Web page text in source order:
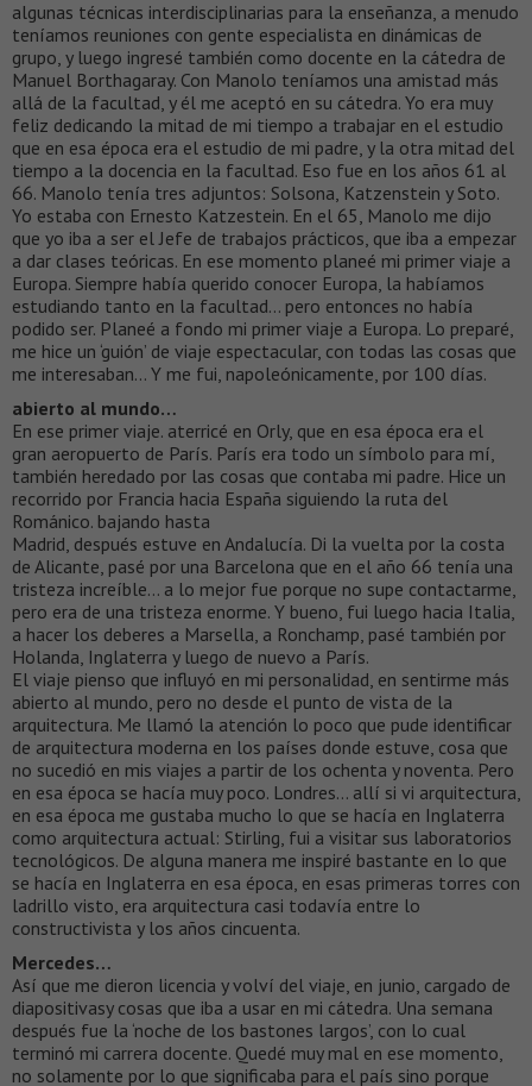
algunas técnicas interdisciplinarias para la enseñanza, a menudo
teníamos reuniones con gente especialista en dinámicas de
grupo, y luego ingresé también como docente en la cátedra de
Manuel Borthagaray. Con Manolo teníamos una amistad más
allá de la facultad, y él me aceptó en su cátedra. Yo era muy
feliz dedicando la mitad de mi tiempo a trabajar en el estudio
que en esa época era el estudio de mi padre, y la otra mitad del
tiempo a la docencia en la facultad. Eso fue en los años 61 al
66. Manolo tenía tres adjuntos: Solsona, Katzenstein y Soto.
Yo estaba con Ernesto Katzestein. En el 65, Manolo me dijo
que yo iba a ser el Jefe de trabajos prácticos, que iba a empezar
a dar clases teóricas. En ese momento planeé mi primer viaje a
Europa. Siempre había querido conocer Europa, la habíamos
estudiando tanto en la facultad… pero entonces no había
podido ser. Planeé a fondo mi primer viaje a Europa. Lo preparé,
me hice un ‘guión’ de viaje espectacular, con todas las cosas que
me interesaban… Y me fui, napoleónicamente, por 100 días.
abierto al mundo…
En ese primer viaje. aterricé en Orly, que en esa época era el
gran aeropuerto de París. París era todo un símbolo para mí,
también heredado por las cosas que contaba mi padre. Hice un
recorrido por Francia hacia España siguiendo la ruta del
Románico. bajando hasta
Madrid, después estuve en Andalucía. Di la vuelta por la costa
de Alicante, pasé por una Barcelona que en el año 66 tenía una
tristeza increíble… a lo mejor fue porque no supe contactarme,
pero era de una tristeza enorme. Y bueno, fui luego hacia Italia,
a hacer los deberes a Marsella, a Ronchamp, pasé también por
Holanda, Inglaterra y luego de nuevo a París.
El viaje pienso que influyó en mi personalidad, en sentirme más
abierto al mundo, pero no desde el punto de vista de la
arquitectura. Me llamó la atención lo poco que pude identificar
de arquitectura moderna en los países donde estuve, cosa que
no sucedió en mis viajes a partir de los ochenta y noventa. Pero
en esa época se hacía muy poco. Londres… allí si vi arquitectura,
en esa época me gustaba mucho lo que se hacía en Inglaterra
como arquitectura actual: Stirling, fui a visitar sus laboratorios
tecnológicos. De alguna manera me inspiré bastante en lo que
se hacía en Inglaterra en esa época, en esas primeras torres con
ladrillo visto, era arquitectura casi todavía entre lo
constructivista y los años cincuenta.
Mercedes…
Así que me dieron licencia y volví del viaje, en junio, cargado de
diapositivasy cosas que iba a usar en mi cátedra. Una semana
después fue la ‘noche de los bastones largos’, con lo cual
terminó mi carrera docente. Quedé muy mal en ese momento,
no solamente por lo que significaba para el país sino porque